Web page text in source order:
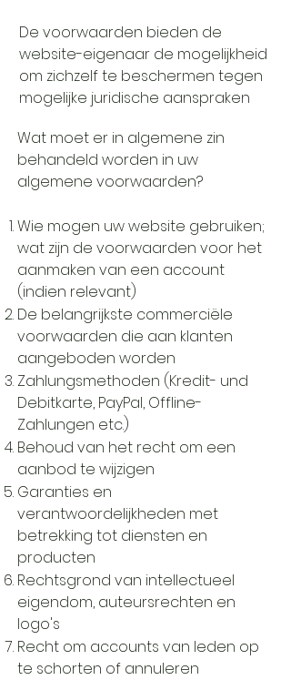
De voorwaarden bieden de
website-eigenaar de mogelijkheid
om zichzelf te beschermen tegen
mogelijke juridische aanspraken
Wat moet er in algemene zin
behandeld worden in uw
algemene voorwaarden?
Wie mogen uw website gebruiken;
wat zijn de voorwaarden voor het
aanmaken van een account
(indien relevant)
De belangrijkste commerciële
voorwaarden die aan klanten
aangeboden worden
Zahlungsmethoden (Kredit- und
Debitkarte, PayPal, Offline-
Zahlungen etc.)
Behoud van het recht om een
aanbod te wijzigen
Garanties en
verantwoordelijkheden met
betrekking tot diensten en
producten
Rechtsgrond van intellectueel
eigendom, auteursrechten en
logo's
Recht om accounts van leden op
te schorten of annuleren